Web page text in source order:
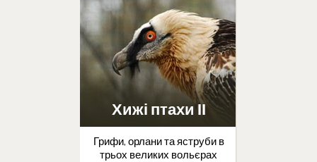
Хижі птахи ІІ
Грифи, орлани та яструби в
трьох великих вольєрах